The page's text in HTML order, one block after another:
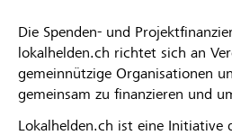
Die Spenden- und
lokalhelden.ch richtet sich an
gemeinnützige Organisationen
gemeinsam zu finanzieren und
Lokalhelden.ch ist eine Initiative